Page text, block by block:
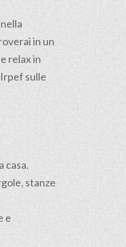
in un
relax in
sulle
casa.
stanze
e